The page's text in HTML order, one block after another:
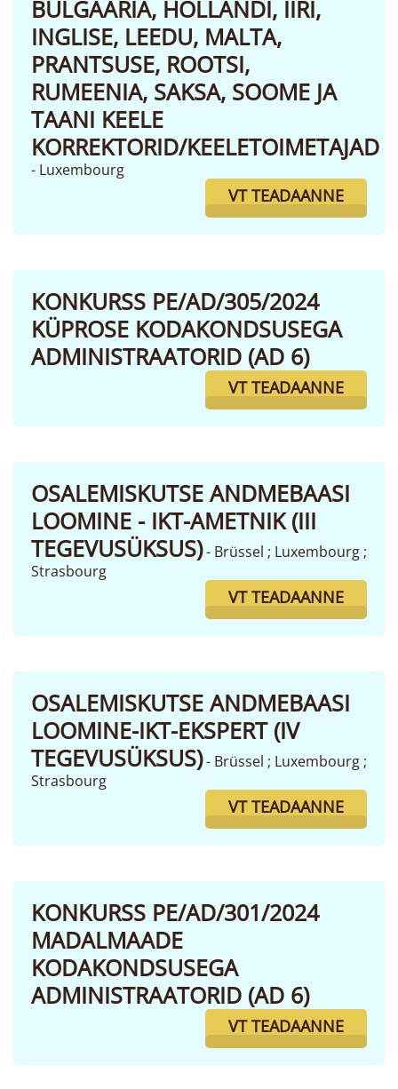
BULGAARIA, HOLLANDI, IIRI,
INGLISE, LEEDU, MALTA,
PRANTSUSE, ROOTSI,
RUMEENIA, SAKSA, SOOME JA
TAANI KEELE
KORREKTORID/KEELETOIMETAJAD
- Luxembourg
VT TEADAANNE
KONKURSS PE/AD/305/2024
KÜPROSE KODAKONDSUSEGA
ADMINISTRAATORID (AD 6)
VT TEADAANNE
OSALEMISKUTSE ANDMEBAASI
LOOMINE - IKT-AMETNIK (III
TEGEVUSÜKSUS)- Brüssel ; Luxembourg ;
Strasbourg
VT TEADAANNE
OSALEMISKUTSE ANDMEBAASI
LOOMINE-IKT-EKSPERT (IV
TEGEVUSÜKSUS)- Brüssel ; Luxembourg ;
Strasbourg
VT TEADAANNE
KONKURSS PE/AD/301/2024
MADALMAADE
KODAKONDSUSEGA
ADMINISTRAATORID (AD 6)
VT TEADAANNE